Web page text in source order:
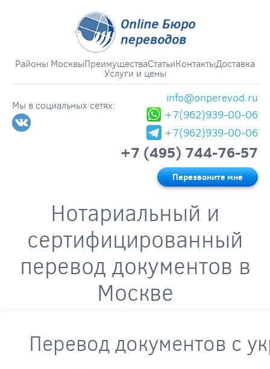
Районы МосквыПреимуществаСтатьиКонтактыДоставка
Услуги и цены
Мы в социальных сетях:
info@onperevod.ru
+7(962)939-00-06
+7(962)939-00-06
+7 (495) 744-76-57
Перезвоните мне
Нотариальный и
сертифицированный
перевод документов в
Москве
Перевод документов с